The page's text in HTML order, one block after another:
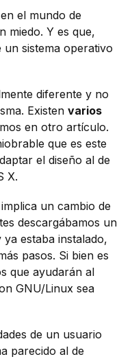
el mundo de
miedo. Y es que,
sistema operativo
diferente y no
Existen varios
en otro artículo.
que es este
el diseño al de
X.
un cambio de
descargábamos un
estaba instalado,
pasos. Si bien es
que ayudarán al
GNU/Linux sea
de un usuario
parecido al de